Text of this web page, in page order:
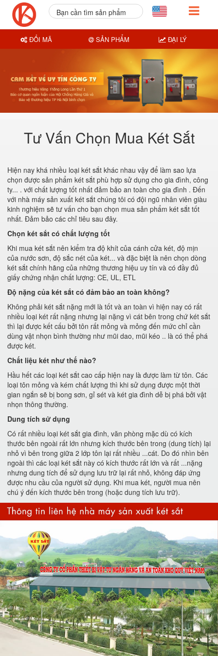
Tư Vấn Chọn Mua Két Sắt
Hiện nay khá nhiều loại két sắt khác nhau vậy để làm sao lựa
chọn được sản phẩm két sắt phù hợp sử dụng cho gia đình, công
ty... . với chất lượng tốt nhất đảm bảo an toàn cho gia đình . Đến
với nhà máy sản xuất két sắt chúng tôi có đội ngũ nhân viên giàu
kinh nghiệm sẽ tư vấn cho bạn chọn mua sản phẩm két sắt tốt
nhất. Đảm bảo các chỉ tiêu sau đây.
Chọn két sắt có chất lượng tốt
Khi mua két sắt nên kiểm tra độ khít của cánh cửa két, độ mịn
của nước sơn, độ sắc nét của két... và đặc biệt là nên chọn dòng
két sắt chính hãng của những thương hiệu uy tín và có đầy đủ
giấy chứng nhận chất lượng: CE, UL, ETL
Độ nặng của két sắt có đảm bảo an toàn không?
Không phải két sắt nặng mới là tốt và an toàn vì hiện nay có rất
nhiều loại két rất nặng nhưng lại nặng vì cát bên trong chứ két sắt
thì lại được kết cấu bởi tôn rất mỏng và mỏng đến mức chỉ cần
dùng vật nhọn bình thường như mũi dao, mũi kéo .. là có thể phá
được két.
Chất liệu két như thế nào?
Hầu hết các loại két sắt cao cấp hiện nay là được làm từ tôn. Các
loại tôn mỏng và kém chất lượng thì khi sử dụng được một thời
gian ngắn sẽ bị bong sơn, gỉ sét và két gia đình dễ bị phá bởi vật
nhọn thông thường.
Dung tích sử dụng
Có rất nhiều loại két sắt gia đình, văn phòng mặc dù có kích
thước bên ngoài rất lớn nhưng kích thước bên trong (dung tích) lại
nhỏ vì bên trong giữa 2 lớp tôn lại rất nhiều ...cát. Do đó nhìn bên
ngoài thì các loại két sắt này có kích thước rất lớn và rất ...nặng
nhưng dung tích để sử dụng lưu trữ lại rất nhỏ, không đáp ứng
được nhu cầu của người sử dụng. Khi mua két, người mua nên
chú ý đến kích thước bên trong (hoặc dung tích lưu trữ).
Bạn cần tìm sản phẩm
ĐỔI MÃ SẢN PHẨM ĐẠI LÝ